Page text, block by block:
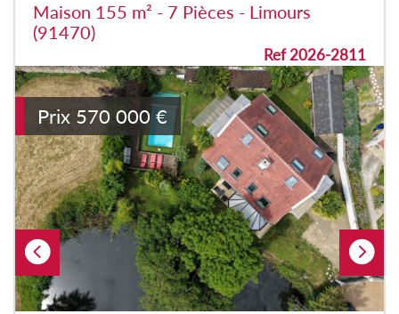
Maison 155 m² - 7 Pièces - Limours
(91470)
Ref 2026-2811
Prix 570 000 €